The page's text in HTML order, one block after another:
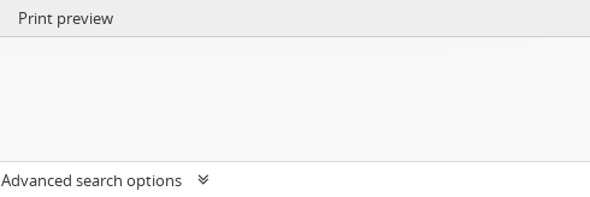
Print preview
Advanced search options